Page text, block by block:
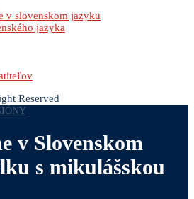
v slovenskom jazyku
jazyka
Reserved
v Slovenskom
s mikulášskou